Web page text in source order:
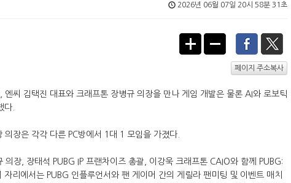
2026년 06월 07일 20시 58분 31초
페이지 주소복사
엔씨 김택진 대표와 크래프톤 장병규 의장을 만나 게임 개발은 물론 AI와 로보틱
다.
장은 각각 다른 PC방에서 1대 1 모임을 가졌다.
의장, 장태석 PUBG IP 프랜차이즈 총괄, 이강욱 크래프톤 CAIO와 함께 PUBG:
리에서는 PUBG 인플루언서와 팬 게이머 간의 게릴라 팬미팅 및 이벤트 매치